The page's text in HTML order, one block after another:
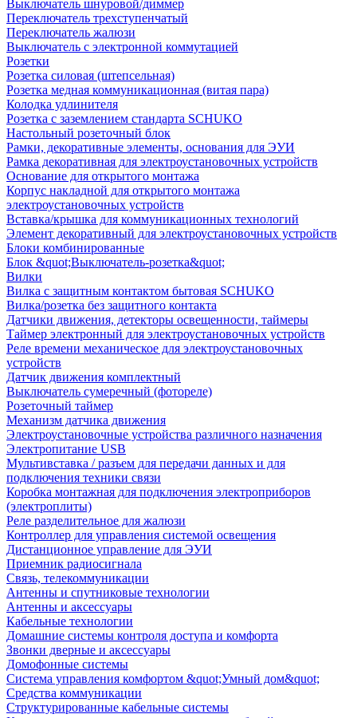
Выключатель шнуровой/диммер
Переключатель трехступенчатый
Переключатель жалюзи
Выключатель с электронной коммутацией
Розетки
Розетка силовая (штепсельная)
Розетка медная коммуникационная (витая пара)
Колодка удлинителя
Розетка с заземлением стандарта SCHUKO
Настольный розеточный блок
Рамки, декоративные элементы, основания для ЭУИ
Рамка декоративная для электроустановочных устройств
Основание для открытого монтажа
Корпус накладной для открытого монтажа
электроустановочных устройств
Вставка/крышка для коммуникационных технологий
Элемент декоративный для электроустановочных устройств
Блоки комбинированные
Блок &quot;Выключатель-розетка&quot;
Вилки
Вилка с защитным контактом бытовая SCHUKO
Вилка/розетка без защитного контакта
Датчики движения, детекторы освещенности, таймеры
Таймер электронный для электроустановочных устройств
Реле времени механическое для электроустановочных
устройств
Датчик движения комплектный
Выключатель сумеречный (фотореле)
Розеточный таймер
Механизм датчика движения
Электроустановочные устройства различного назначения
Электропитание USB
Мультивставка / разъем для передачи данных и для
подключения техники связи
Коробка монтажная для подключения электроприборов
(электроплиты)
Реле разделительное для жалюзи
Контроллер для управления системой освещения
Дистанционное управление для ЭУИ
Приемник радиосигнала
Связь, телекоммуникации
Антенны и спутниковые технологии
Антенны и аксессуары
Кабельные технологии
Домашние системы контроля доступа и комфорта
Звонки дверные и аксессуары
Домофонные системы
Система управления комфортом &quot;Умный дом&quot;
Средства коммуникации
Структурированные кабельные системы